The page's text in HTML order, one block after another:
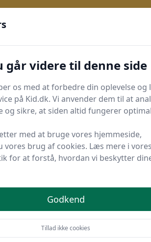
KID Univers
og Familie Cykelstol
ultimative guide til alt om cykelstole.
forstå alt fra grundlæggende
går videre til denne side
os med at forbedre din oplevelse og
på Kid.dk. Vi anvender dem til at
og sikre, at siden altid fungerer
med at bruge vores hjemmeside,
vores brug af cookies. Læs mere i
for at forstå, hvordan vi beskytter
Godkend
Tillad ikke cookies